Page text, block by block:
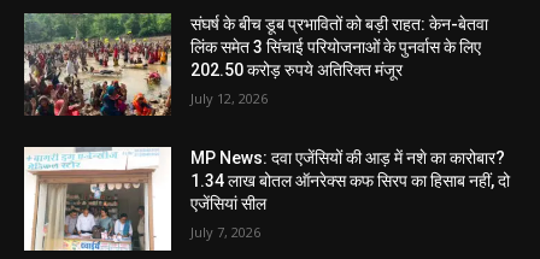
संघर्ष के बीच डूब प्रभावितों को बड़ी राहत: केन-बेतवा
लिंक समेत 3 सिंचाई परियोजनाओं के पुनर्वास के लिए
202.50 करोड़ रुपये अतिरिक्त मंजूर
July 12, 2026
MP News: दवा एजेंसियों की आड़ में नशे का कारोबार?
1.34 लाख बोतल ऑनरेक्स कफ सिरप का हिसाब नहीं, दो
एजेंसियां सील
July 7, 2026